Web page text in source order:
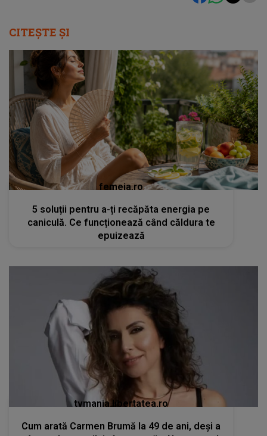
CITEȘTE ȘI
femeia.ro
5 soluții pentru a-ți recăpăta energia pe
caniculă. Ce funcționează când căldura te
epuizează
tvmania.libertatea.ro
Cum arată Carmen Brumă la 49 de ani, deși a